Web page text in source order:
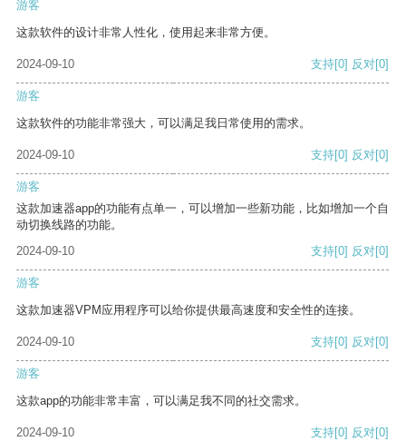
游客
这款软件的设计非常人性化，使用起来非常方便。
2024-09-10 支持[0] 反对[0]
游客
这款软件的功能非常强大，可以满足我日常使用的需求。
2024-09-10 支持[0] 反对[0]
游客
这款加速器app的功能有点单一，可以增加一些新功能，比如增加一个自
动切换线路的功能。
2024-09-10
支持[0] 反对[0]
游客
这款加速器VPM应用程序可以给你提供最高速度和安全性的连接。
2024-09-10 支持[0] 反对[0]
游客
这款app的功能非常丰富，可以满足我不同的社交需求。
2024-09-10 支持[0] 反对[0]